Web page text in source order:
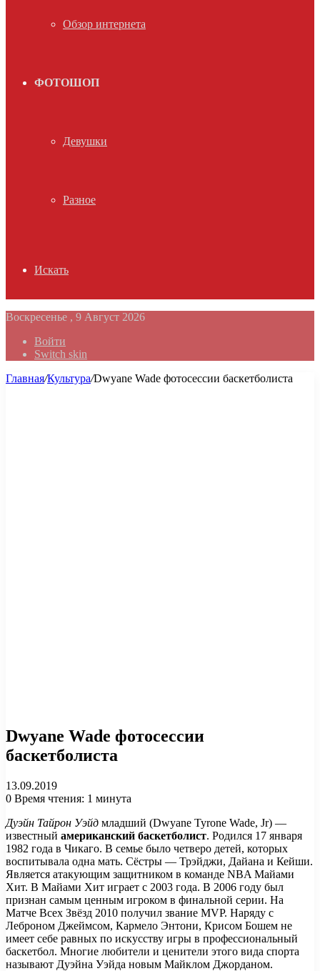
Обзор интернета
ФОТОШОП
Девушки
Разное
Искать
Воскресенье , 9 Август 2026
Войти
Switch skin
Главная/Культура/Dwyane Wade фотосессии баскетболиста
Dwyane Wade фотосессии
баскетболиста
13.09.2019
0 Время чтения: 1 минута
Дуэйн Тайрон Уэйд младший (Dwyane Tyrone Wade, Jr) —
известный американский баскетболист. Родился 17 января
1982 года в Чикаго. В семье было четверо детей, которых
воспитывала одна мать. Сёстры — Трэйджи, Дайана и Кейши.
Является атакующим защитником в команде NBA Майами
Хит. В Майами Хит играет с 2003 года. В 2006 году был
признан самым ценным игроком в финальной серии. На
Матче Всех Звёзд 2010 получил звание MVP. Наряду с
Леброном Джеймсом, Кармело Энтони, Крисом Бошем не
имеет себе равных по искусству игры в профессиональный
баскетбол. Многие любители и ценители этого вида спорта
называют Дуэйна Уэйда новым Майклом Джорданом.